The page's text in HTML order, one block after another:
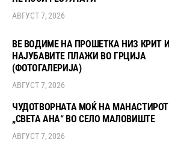
АВГУСТ 7, 2026
ВЕ ВОДИМЕ НА ПРОШЕТКА НИЗ КРИТ И
НАЈУБАВИТЕ ПЛАЖИ ВО ГРЦИЈА
(ФОТОГАЛЕРИЈА)
АВГУСТ 7, 2026
ЧУДОТВОРНАТА МОЌ НА МАНАСТИРОТ
„СВЕТА АНА“ ВО СЕЛО МАЛОВИШТЕ
АВГУСТ 7, 2026